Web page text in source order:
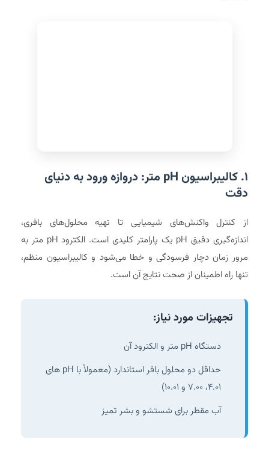
۱. کالیبراسیون pH متر: دروازه ورود به دنیای
دقت
از کنترل واکنش‌های شیمیایی تا تهیه محلول‌های بافری،
اندازه‌گیری دقیق pH یک پارامتر کلیدی است. الکترود pH متر به
مرور زمان دچار فرسودگی و خطا می‌شود و کالیبراسیون منظم،
تنها راه اطمینان از صحت نتایج آن است.
تجهیزات مورد نیاز:
دستگاه pH متر و الکترود آن
حداقل دو محلول بافر استاندارد (معمولاً با pH های
۴.۰۱، ۷.۰۰ و ۱۰.۰۱)
آب مقطر برای شستشو و بشر تمیز